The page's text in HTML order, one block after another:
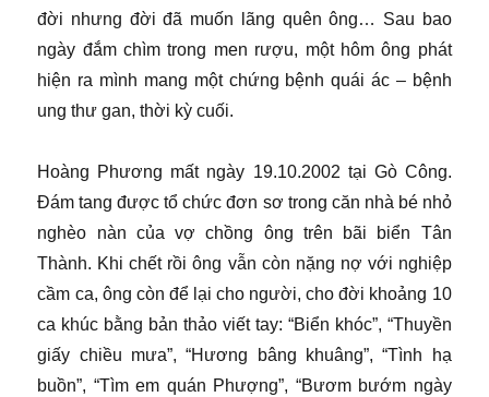
đời nhưng đời đã muốn lãng quên ông… Sau bao
ngày đắm chìm trong men rượu, một hôm ông phát
hiện ra mình mang một chứng bệnh quái ác – bệnh
ung thư gan, thời kỳ cuối.
Hoàng Phương mất ngày 19.10.2002 tại Gò Công.
Đám tang được tổ chức đơn sơ trong căn nhà bé nhỏ
nghèo nàn của vợ chồng ông trên bãi biển Tân
Thành. Khi chết rồi ông vẫn còn nặng nợ với nghiệp
cầm ca, ông còn để lại cho người, cho đời khoảng 10
ca khúc bằng bản thảo viết tay: “Biển khóc”, “Thuyền
giấy chiều mưa”, “Hương bâng khuâng”, “Tình hạ
buồn”, “Tìm em quán Phượng”, “Bươm bướm ngày